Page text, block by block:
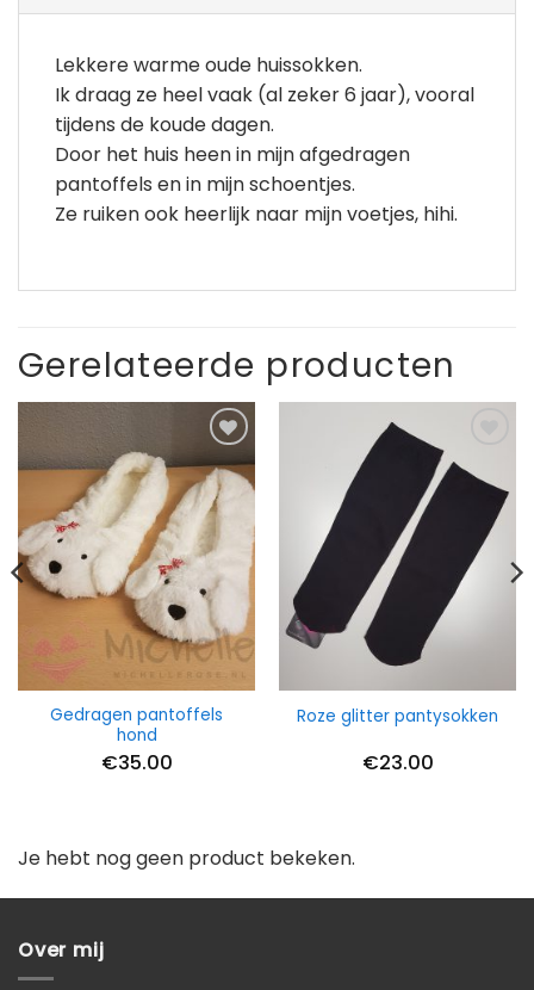
Lekkere warme oude huissokken.
Ik draag ze heel vaak (al zeker 6 jaar), vooral
tijdens de koude dagen.
Door het huis heen in mijn afgedragen
pantoffels en in mijn schoentjes.
Ze ruiken ook heerlijk naar mijn voetjes, hihi.
Gerelateerde producten
Gedragen pantoffels
hond
€35.00
Roze glitter pantysokken
€23.00
Je hebt nog geen product bekeken.
Over mij